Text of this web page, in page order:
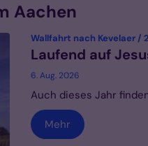
Aachen
Wallfahrt nach Kevelaer /
Laufend auf
6. Aug. 2026
Auch dieses Jahr
Mehr